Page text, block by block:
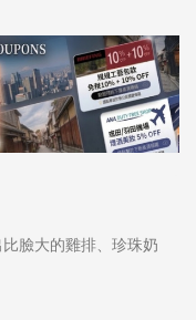
臉大的雞排、珍珠奶